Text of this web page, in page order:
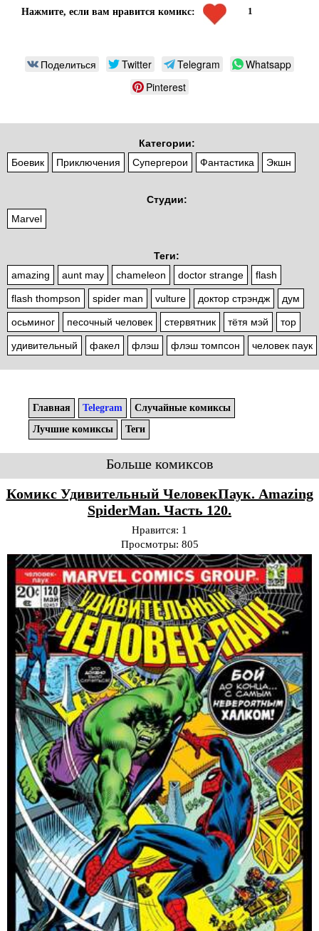
Нажмите, если вам нравится комикс: 1
Поделиться Twitter Telegram
Whatsapp
Pinterest
Категории:
Боевик
Приключения Супергерои Фантастика Экшн
Студии:
Marvel
Теги:
amazing
aunt may chameleon doctor strange flash
flash thompson spider man vulture доктор стрэндж дум
осьминог песочный человек стервятник тётя мэй тор
удивительный факел флэш флэш томпсон человек паук
Главная Telegram
Случайные комиксы
Лучшие комиксы
Теги
Больше комиксов
Комикс Удивительный ЧеловекПаук. Amazing
SpiderMan. Часть 120.
Нравится: 1
Просмотры: 805